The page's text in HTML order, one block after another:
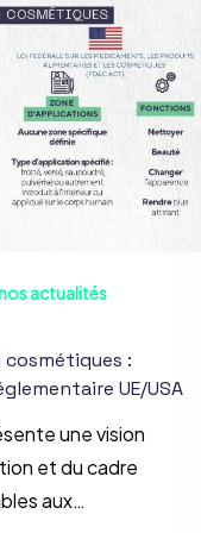
actualités
:
UE/USA
une vision
et du cadre
aux…